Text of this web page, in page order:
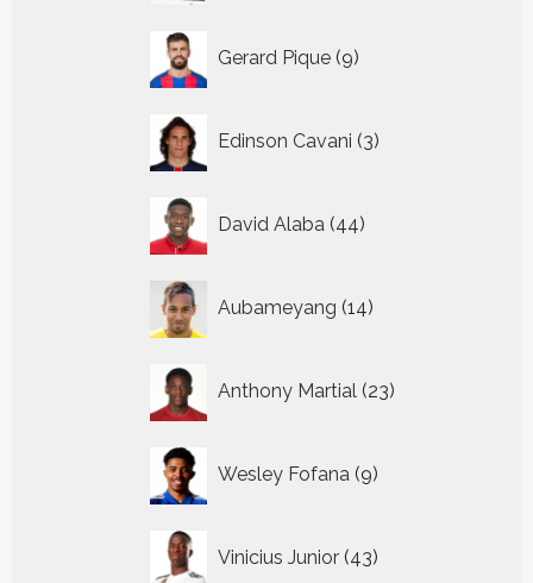
Gerard Pique 9
producten
Edinson Cavani 3
producten
David Alaba 44
producten
Aubameyang 14
producten
Anthony Martial 23
producten
Wesley Fofana 9
producten
Vinicius Junior 43
producten